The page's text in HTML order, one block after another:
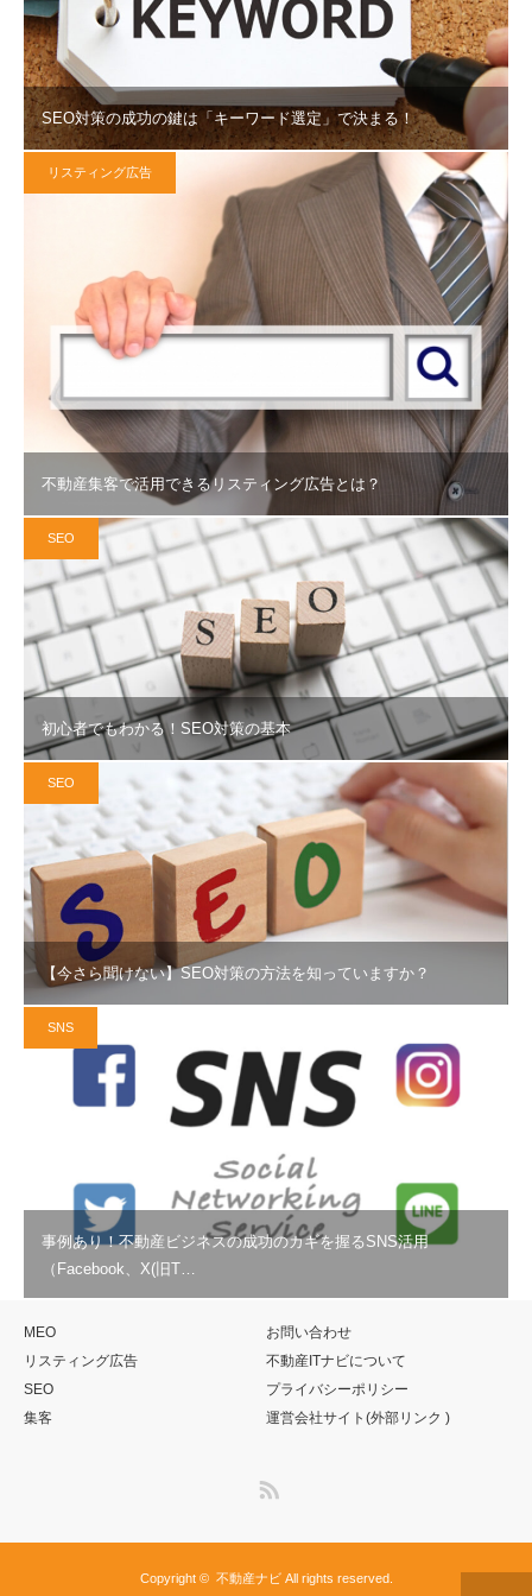
SEO対策の成功の鍵は「キーワード選定」で決まる！
リスティング広告
不動産集客で活用できるリスティング広告とは？
SEO
初心者でもわかる！SEO対策の基本
SEO
【今さら聞けない】SEO対策の方法を知っていますか？
SNS
事例あり！不動産ビジネスの成功のカギを握るSNS活用
（Facebook、X(旧T…
MEO
リスティング広告
SEO
集客
お問い合わせ
不動産ITナビについて
プライバシーポリシー
運営会社サイト(外部リンク )
Copyright © 不動産ナビAll rights reserved.